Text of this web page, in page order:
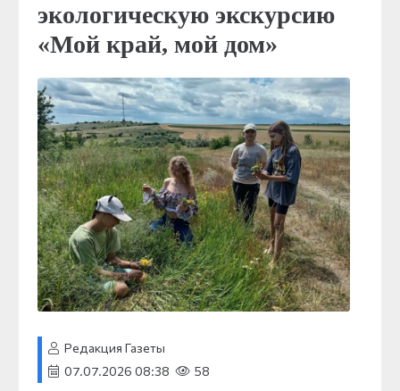
экологическую экскурсию
«Мой край, мой дом»
Редакция Газеты
07.07.2026 08:38
58